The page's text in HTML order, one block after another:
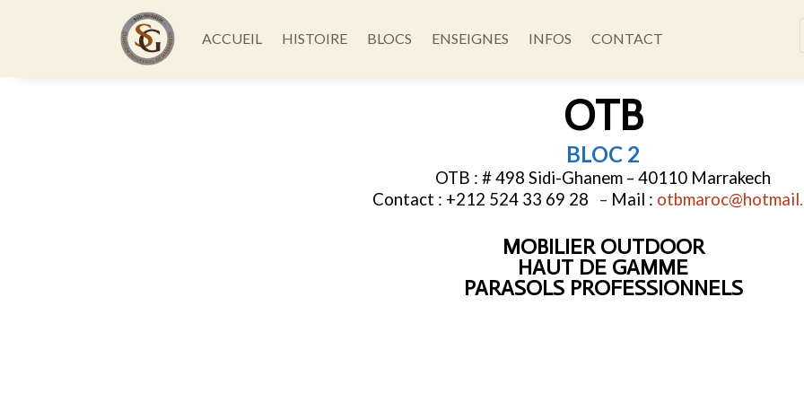
ACCUEIL HISTOIRE BLOCS ENSEIGNES INFOS CONTACT
OTB
BLOC 2
OTB : # 498 Sidi-Ghanem – 40110 Marrakech
Contact : +212 524 33 69 28 – Mail :
MOBILIER OUTDOOR
HAUT DE GAMME
PARASOLS PROFESSIONNELS